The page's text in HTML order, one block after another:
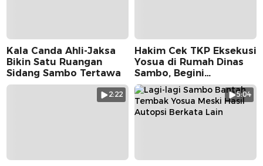
Kala Canda Ahli-Jaksa
Bikin Satu Ruangan
Sidang Sambo Tertawa
Hakim Cek TKP Eksekusi
Yosua di Rumah Dinas
Sambo, Begini
Suasananya
2:22 5:04